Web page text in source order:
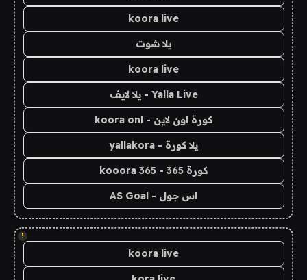
koora live
يلا شوت
koora live
Yalla Live - يلا لايف
كورة اون لاين - koora onl
يلا كورة - yallakora
كورة 365 - kooora 365
اس جول - AS Goal
!
koora live